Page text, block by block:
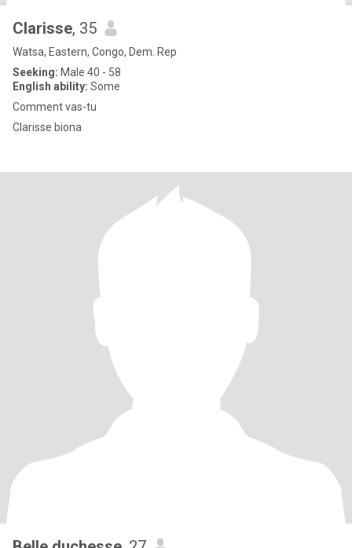
Clarisse, 35
Watsa, Eastern, Congo, Dem. Rep
Seeking: Male 40 - 58
English ability: Some
Comment vas-tu
Clarisse biona